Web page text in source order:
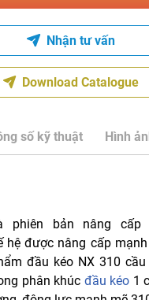
Nhận tư vấn
Download Catalogue
số kỹ thuật Hình
phiên bản nâng cấp
hệ được nâng cấp
đầu kéo NX 310
phân khúc đầu kéo 1